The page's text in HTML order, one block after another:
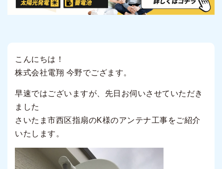
こんにちは！
株式会社電翔 今野でござます。
早速ではございますが、先日お伺いさせていただき
ました
さいたま市西区指扇のK様のアンテナ工事をご紹介
いたします。